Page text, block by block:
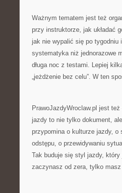
Ważnym tematem jest też
przy instruktorze, jak układać
jak nie wypalić się po tygodniu
systematyka niż jednorazowe
długa noc z testami. Lepiej
„jeżdżenie bez celu”. W ten
PrawoJazdyWroclaw.pl jest
jazdy to nie tylko dokument,
przypomina o kulturze jazdy, o
odstępu, o przewidywaniu
Tak buduje się styl jazdy,
zaczynasz od zera, tylko